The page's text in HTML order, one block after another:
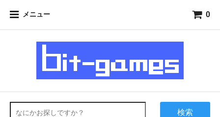
メニュー 0
検索